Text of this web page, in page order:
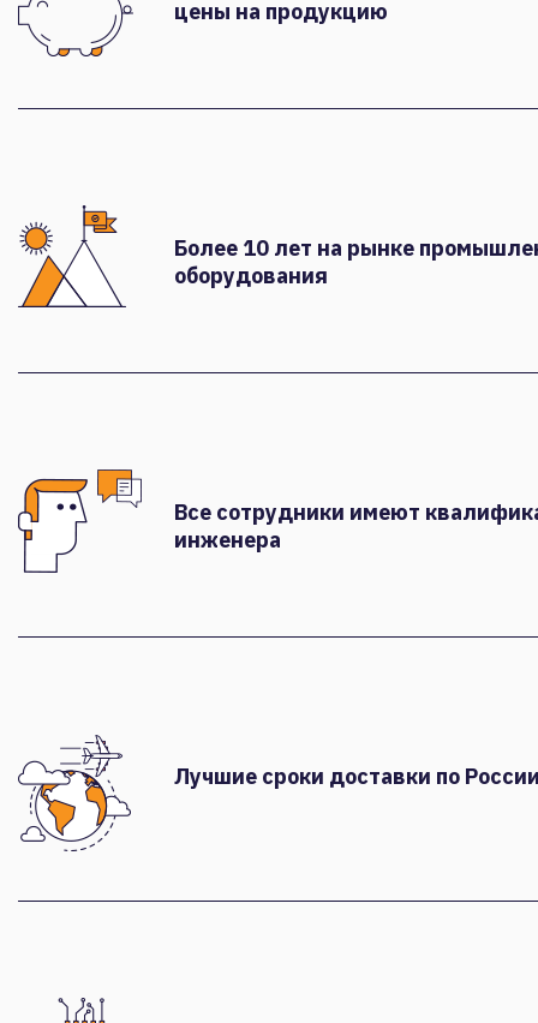
цены на продукцию
Более 10 лет на рынке
оборудования
Все сотрудники имеют
инженера
Лучшие сроки доставки по